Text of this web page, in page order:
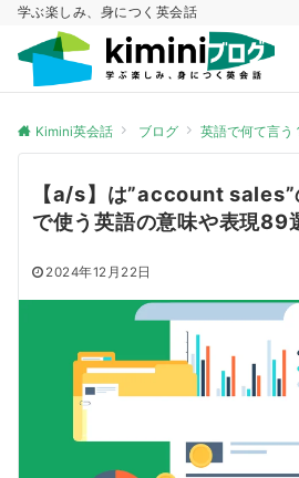
学ぶ楽しみ、身につく英会話
Kimini英会話 ブログ 英語で何て言う
【a/s】は”account sales”
で使う英語の意味や表現89
2024年12月22日